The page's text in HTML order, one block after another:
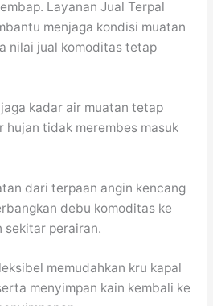
Layanan Jual Terpal
menjaga kondisi muatan
nilai jual komoditas tetap
kadar air muatan tetap
hujan tidak merembes masuk
dari terpaan angin kencang
debu komoditas ke
sekitar perairan.
memudahkan kru kapal
menyimpan kain kembali ke